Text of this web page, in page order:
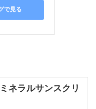
で見る
ネラルサンスクリ